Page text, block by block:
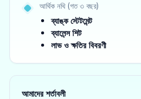
আর্থিক নথি (গত ৩ বছর)
ব্যাঙ্ক স্টেটমেন্ট
ব্যালেন্স শিট
লাভ ও ক্ষতির বিবরণী
আমাদের শর্তাবলী